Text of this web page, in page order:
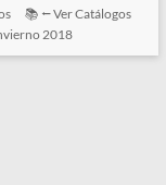
📚 ⭠ Ver Catálogos
2018